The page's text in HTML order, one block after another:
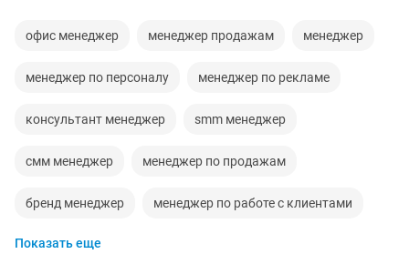
офис менеджер менеджер продажам менеджер
менеджер по персоналу менеджер по рекламе
консультант менеджер smm менеджер
смм менеджер менеджер по продажам
бренд менеджер менеджер по работе с клиентами
помощник менеджера
Показать еще